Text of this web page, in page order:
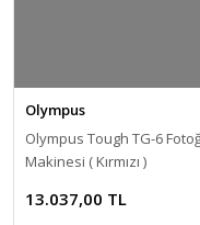
Olympus
Olympus Tough TG-6
Makinesi ( Kırmızı )
13.037,00 TL